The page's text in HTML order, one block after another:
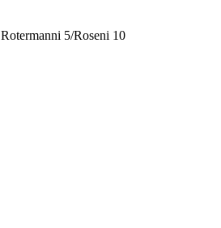
Rotermanni 5/Roseni 10